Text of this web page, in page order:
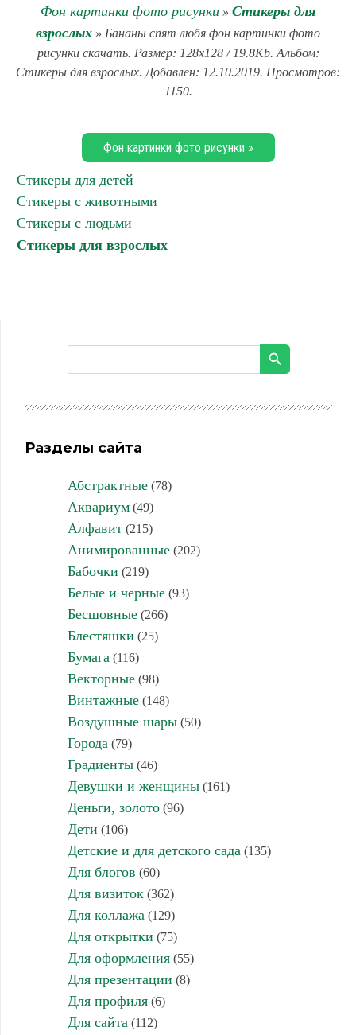
Фон картинки фото рисунки » Стикеры для
взрослых » Бананы спят любя фон картинки фото
рисунки скачать. Размер: 128x128 / 19.8Kb. Альбом:
Стикеры для взрослых. Добавлен: 12.10.2019. Просмотров:
1150.
Фон картинки фото рисунки »
Стикеры для детей
Стикеры с животными
Стикеры с людьми
Стикеры для взрослых
Разделы сайта
Абстрактные(78)
Аквариум(49)
Алфавит(215)
Анимированные(202)
Бабочки (219)
Белые и черные(93)
Бесшовные(266)
Блестяшки (25)
Бумага (116)
Векторные(98)
Винтажные(148)
Воздушные шары(50)
Города (79)
Градиенты(46)
Девушки и женщины(161)
Деньги, золото(96)
Дети (106)
Детские и для детского сада (135)
Для блогов (60)
Для визиток(362)
Для коллажа (129)
Для открытки (75)
Для оформления(55)
Для презентации (8)
Для профиля(6)
Для сайта (112)